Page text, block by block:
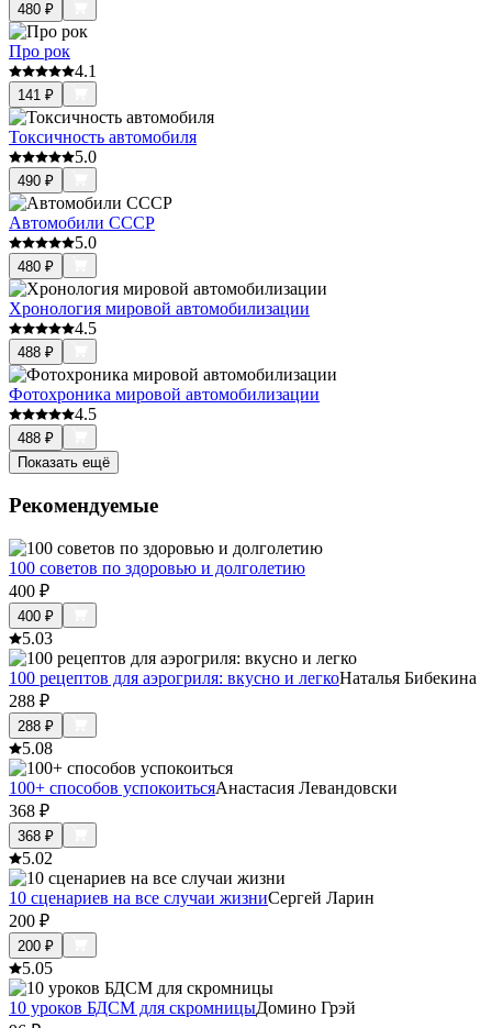
480 ₽
Про рок
4.1
141 ₽
Токсичность автомобиля
5.0
490 ₽
Автомобили СССР
5.0
480 ₽
Хронология мировой автомобилизации
4.5
488 ₽
Фотохроника мировой автомобилизации
4.5
488 ₽
Показать ещё
Рекомендуемые
100 советов по здоровью и долголетию
400 ₽
400 ₽
5.03
100 рецептов для аэрогриля: вкусно и легкоНаталья Бибекина
288 ₽
288 ₽
5.08
100+ способов успокоитьсяАнастасия Левандовски
368 ₽
368 ₽
5.02
10 сценариев на все случаи жизниСергей Ларин
200 ₽
200 ₽
5.05
10 уроков БДСМ для скромницыДомино Грэй